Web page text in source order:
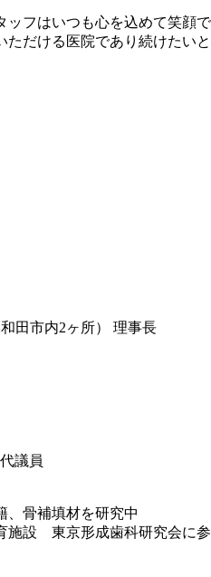
フはいつも心を込めて笑
だける医院であり続けたいと
田市内2ヶ所） 理事長
議員
骨補填材を研究中
施設 東京形成歯科研究会に